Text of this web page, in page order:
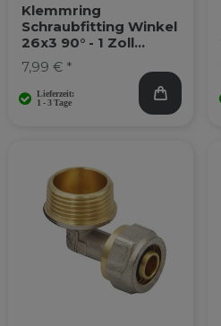
Klemmring
Schraubfitting Winkel
26x3 90° - 1 Zoll
Innengewinde
7,99 € *